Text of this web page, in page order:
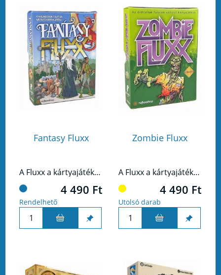
Fantasy Fluxx
A Fluxx a kártyajáték, ahol csak a változás állandó. Ezúttal lovagokkal, hercegnőkkel és sárkányokkal!
4 490 Ft
Rendelhető
Zombie Fluxx
A Fluxx a kártyajáték, ahol csak a változás állandó. Ezúttal zombikkal!
4 490 Ft
Utolsó darab